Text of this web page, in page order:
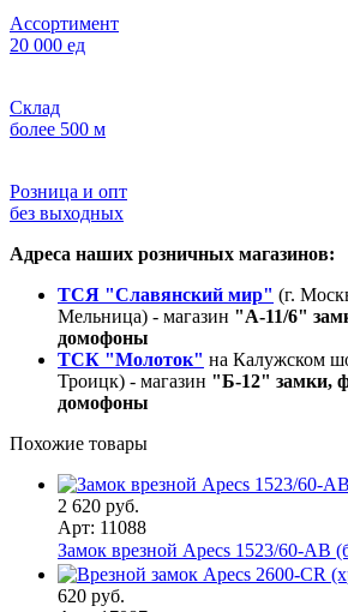
Ассортимент
20 000 ед
Склад
более 500 м
Розница и опт
без выходных
Адреса наших розничных магазинов:
ТСЯ "Славянский мир" (г.
Мельница) - магазин "А-11/6"
домофоны
ТСК "Молоток" на Калужском
Троицк) - магазин "Б-12" замки,
домофоны
Похожие товары
2 620 руб.
Арт: 11088
Замок врезной Apecs 1523/60-AB
620 руб.